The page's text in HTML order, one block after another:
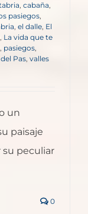
, cabaña,
pasiegos,
, el dalle, El
, La vida que te
, pasiegos,
Pas, valles
un
paisaje
peculiar
0